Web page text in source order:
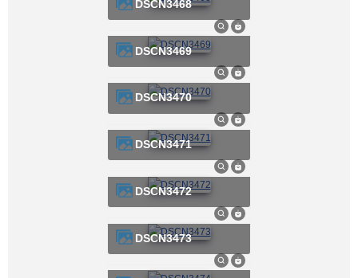
DSCN3468
DSCN3469
DSCN3470
DSCN3471
DSCN3472
DSCN3473